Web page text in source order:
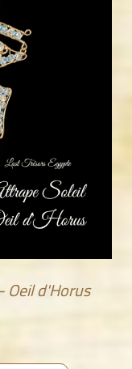
d'Horus